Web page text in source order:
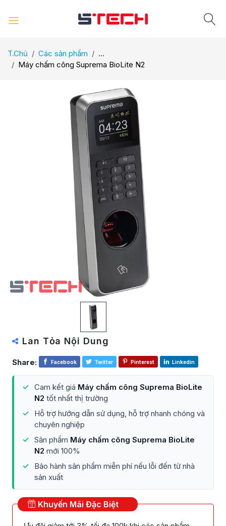
T.Chủ Các sản phẩm
...
Máy chấm công Suprema BioLite N2
Lan Tỏa Nội Dung
Share: Facebook Twitter Pinterest Linkedin
Cam kết giá Máy chấm công Suprema BioLite
N2 tốt nhất thị trường
Hỗ trợ hướng dẫn sử dụng, hỗ trợ nhanh chóng và
chuyên nghiệp
Sản phẩm Máy chấm công Suprema BioLite
N2 mới 100%
Bảo hành sản phẩm miễn phí nếu lỗi đến từ nhà
sản xuất
Khuyến Mãi Đặc Biệt